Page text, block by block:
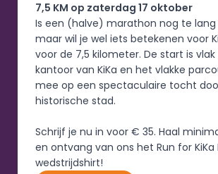
7,5 KM op zaterdag 17 oktober
Is een (halve) marathon nog te lang
maar wil je wel iets betekenen voor
voor de 7,5 kilometer. De start is
kantoor van KiKa en het vlakke
mee op een spectaculaire tocht
historische stad.
Schrijf je nu in voor € 35. Haal
en ontvang van ons het Run for
wedstrijdshirt!